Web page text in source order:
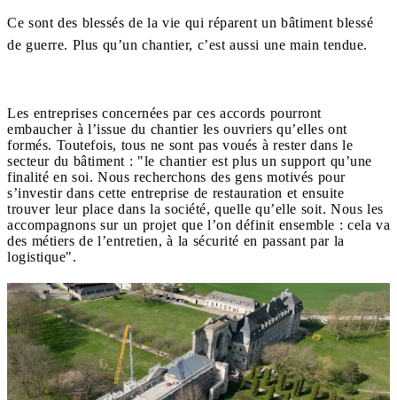
Ce sont des blessés de la vie qui réparent un bâtiment blessé
de guerre. Plus qu’un chantier, c’est aussi une main tendue.
Les entreprises concernées par ces accords pourront
embaucher à l’issue du chantier les ouvriers qu’elles ont
formés. Toutefois, tous ne sont pas voués à rester dans le
secteur du bâtiment : "le chantier est plus un support qu’une
finalité en soi. Nous recherchons des gens motivés pour
s’investir dans cette entreprise de restauration et ensuite
trouver leur place dans la société, quelle qu’elle soit. Nous les
accompagnons sur un projet que l’on définit ensemble : cela va
des métiers de l’entretien, à la sécurité en passant par la
logistique".